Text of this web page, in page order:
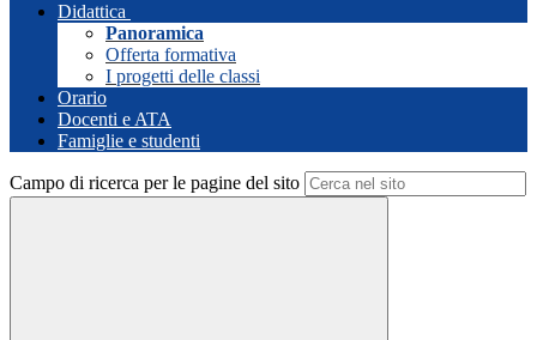
Didattica
Panoramica
Offerta formativa
I progetti delle classi
Orario
Docenti e ATA
Famiglie e studenti
Campo di ricerca per le pagine del sito